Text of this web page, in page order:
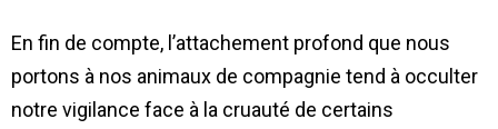
En fin de compte, l’attachement profond que nous
portons à nos animaux de compagnie tend à occulter
notre vigilance face à la cruauté de certains